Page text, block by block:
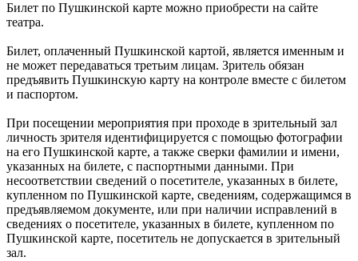
Билет по Пушкинской карте можно приобрести на сайте
театра.
Билет, оплаченный Пушкинской картой, является именным и
не может передаваться третьим лицам. Зритель обязан
предъявить Пушкинскую карту на контроле вместе с билетом
и паспортом.
При посещении мероприятия при проходе в зрительный зал
личность зрителя идентифицируется с помощью фотографии
на его Пушкинской карте, а также сверки фамилии и имени,
указанных на билете, с паспортными данными. При
несоответствии сведений о посетителе, указанных в билете,
купленном по Пушкинской карте, сведениям, содержащимся в
предъявляемом документе, или при наличии исправлений в
сведениях о посетителе, указанных в билете, купленном по
Пушкинской карте, посетитель не допускается в зрительный
зал.